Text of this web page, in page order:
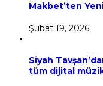
Makbet’ten
Şubat 19, 2026
Siyah
tüm dijital